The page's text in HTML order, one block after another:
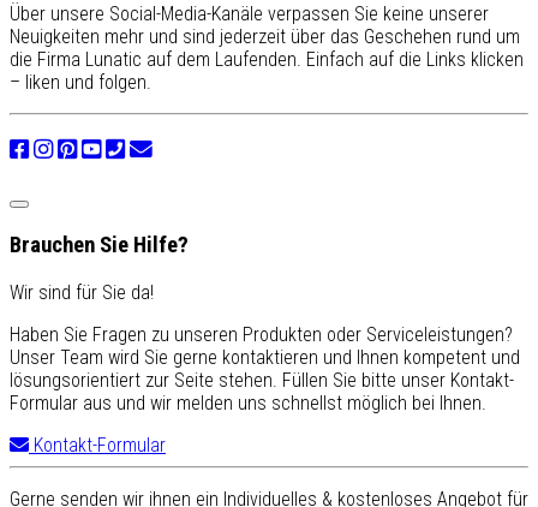
Über unsere Social-Media-Kanäle verpassen Sie keine unserer
Neuigkeiten mehr und sind jederzeit über das Geschehen rund um
die Firma Lunatic auf dem Laufenden. Einfach auf die Links klicken
– liken und folgen.
Brauchen Sie Hilfe?
Wir sind für Sie da!
Haben Sie Fragen zu unseren Produkten oder Serviceleistungen?
Unser Team wird Sie gerne kontaktieren und Ihnen kompetent und
lösungsorientiert zur Seite stehen. Füllen Sie bitte unser Kontakt-
Formular aus und wir melden uns schnellst möglich bei Ihnen.
Kontakt-Formular
Gerne senden wir ihnen ein Individuelles & kostenloses Angebot für